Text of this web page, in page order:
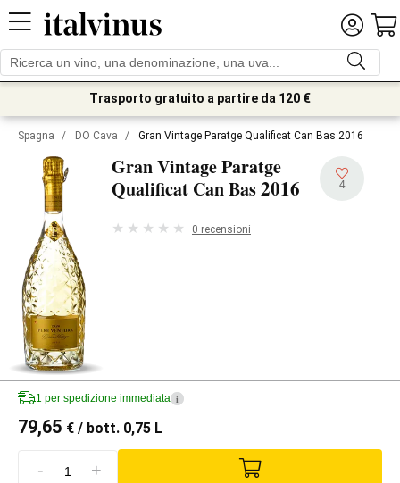
Trasporto gratuito a partire da 120 €
Spagna / DO Cava / Gran Vintage Paratge Qualificat Can Bas 2016
Gran Vintage Paratge
Qualificat Can Bas2016 4
0 recensioni
1 per spedizione immediata i
79,65 € / bott. 0,75 L
- +